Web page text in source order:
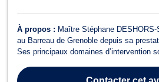
À propos : Maître Stéphane
au Barreau de Grenoble depuis sa
Ses principaux domaines d’intervention
et le droit civil. Compétence, réactivité,